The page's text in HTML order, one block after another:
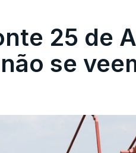
25 de
se